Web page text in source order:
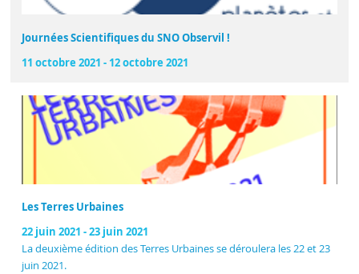
Journées Scientifiques du SNO Observil !
11 octobre 2021 - 12 octobre 2021
Les Terres Urbaines
22 juin 2021 -23 juin 2021
La deuxième édition des Terres Urbaines se déroulera les 22 et 23
juin 2021.